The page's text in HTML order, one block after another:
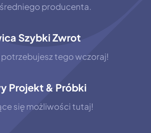
producenta.
Szybki Zwrot
potrzebujesz tego wczoraj!
Projekt & Próbki
się możliwości tutaj!